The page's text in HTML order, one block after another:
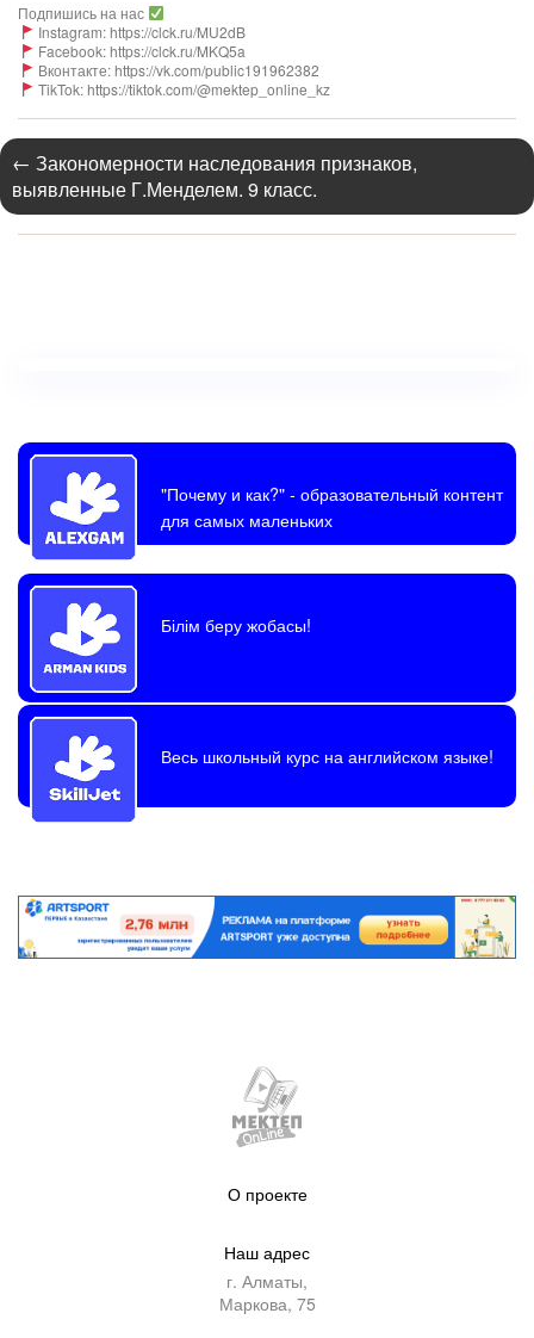
Подпишись на нас
Instagram: https://clck.ru/MU2dB
Facebook: https://clck.ru/MKQ5a
Вконтакте: https://vk.com/public191962382
TikTok: https://tiktok.com/@mektep_online_kz
← Закономерности наследования признаков,
выявленные Г.Менделем. 9 класс.
"Почему и как?"- образовательный контент
для самых маленьких
Білім беру жобасы!
Весь школьный курс на английском языке!
О проекте
Наш адрес
г. Алматы,
Маркова, 75